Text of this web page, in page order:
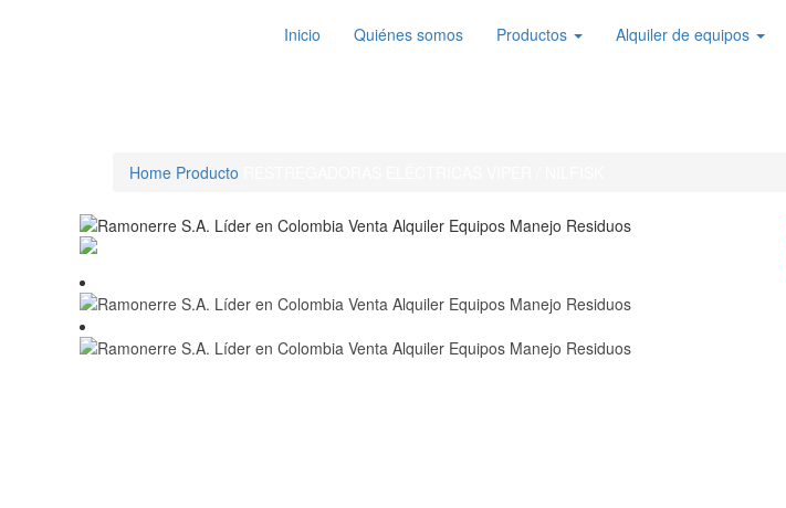
Inicio Quiénes somos Productos Alquiler de equipos
Home Producto